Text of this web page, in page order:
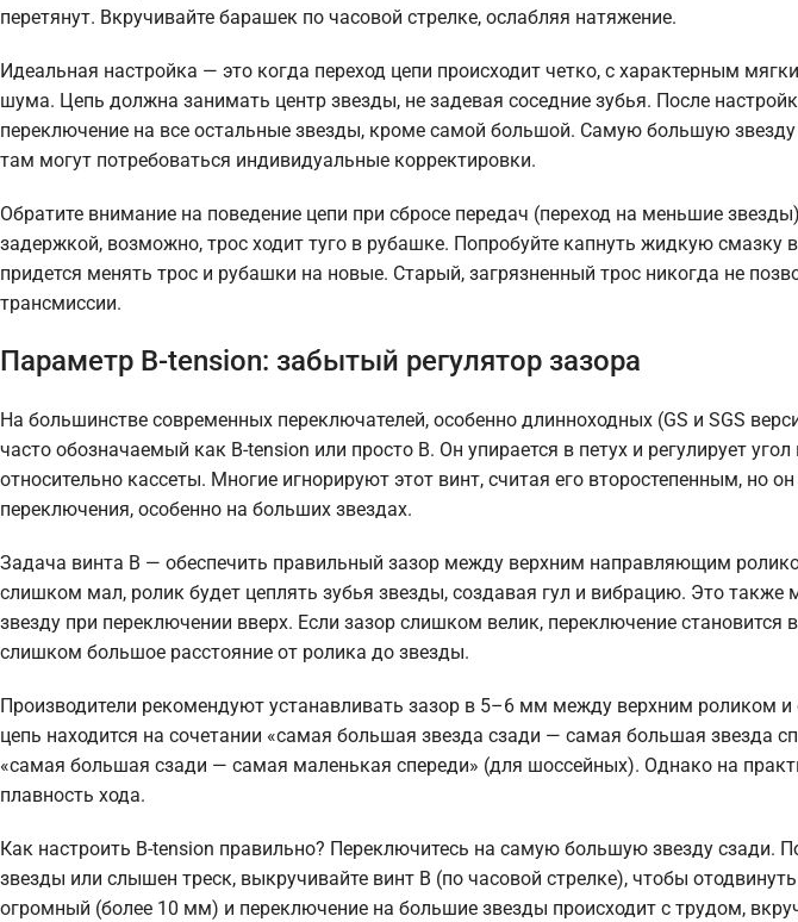
перетянут. Вкручивайте барашек по часовой стрелке, ослабляя натяжение.
Идеальная настройка — это когда переход цепи происходит четко, с характерным
шума. Цепь должна занимать центр звезды, не задевая соседние зубья. После
переключение на все остальные звезды, кроме самой большой. Самую большую
там могут потребоваться индивидуальные корректировки.
Обратите внимание на поведение цепи при сбросе передач (переход на меньшие
задержкой, возможно, трос ходит туго в рубашке. Попробуйте капнуть жидкую смазку
придется менять трос и рубашки на новые. Старый, загрязненный трос никогда не
трансмиссии.
Параметр B-tension: забытый регулятор зазора
На большинстве современных переключателей, особенно длинноходных (GS и SGS
часто обозначаемый как B-tension или просто B. Он упирается в петух и регулирует
относительно кассеты. Многие игнорируют этот винт, считая его второстепенным, но
переключения, особенно на больших звездах.
Задача винта B — обеспечить правильный зазор между верхним направляющим
слишком мал, ролик будет цеплять зубья звезды, создавая гул и вибрацию. Это также
звезду при переключении вверх. Если зазор слишком велик, переключение
слишком большое расстояние от ролика до звезды.
Производители рекомендуют устанавливать зазор в 5–6 мм между верхним роликом
цепь находится на сочетании «самая большая звезда сзади — самая большая звезда
«самая большая сзади — самая маленькая спереди» (для шоссейных). Однако на
плавность хода.
Как настроить B-tension правильно? Переключитесь на самую большую звезду сзади.
звезды или слышен треск, выкручивайте винт B (по часовой стрелке), чтобы
огромный (более 10 мм) и переключение на большие звезды происходит с трудом,